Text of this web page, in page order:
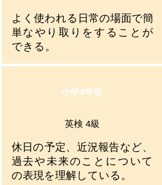
よく使われる日常の場面で簡
単なやり取りをすることが
できる。
小学4年生
英検 4級
休日の予定、近況報告など、
過去や未来のことについて
の表現を理解している。